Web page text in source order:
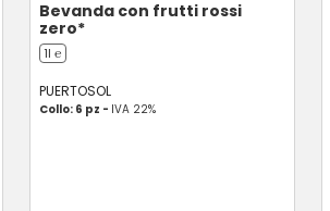
Bevanda con frutti rossi
zero*
1l ℮
PUERTOSOL
Collo: 6 pz - IVA 22%